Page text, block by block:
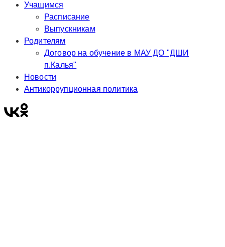
Учащимся
Расписание
Выпускникам
Родителям
Договор на обучение в МАУ ДО "ДШИ
п.Калья"
Новости
Антикоррупционная политика